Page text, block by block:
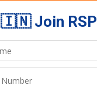
🇮🇳 Join RSP